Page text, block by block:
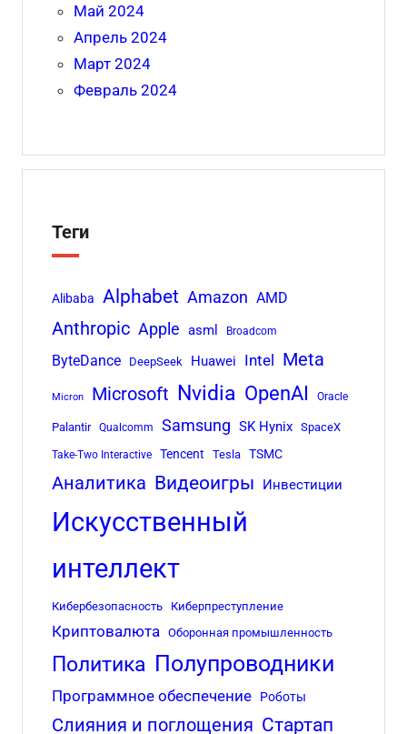
Май 2024
Апрель 2024
Март 2024
Февраль 2024
Теги
Alibaba Alphabet Amazon AMD
Anthropic Apple asml Broadcom
ByteDance DeepSeek Huawei Intel Meta
Micron Microsoft Nvidia OpenAI Oracle
Palantir Qualcomm Samsung SK Hynix SpaceX
Take-Two Interactive Tencent Tesla TSMC
Аналитика Видеоигры Инвестиции
Искусственный
интеллект
Кибербезопасность Киберпреступление
Криптовалюта Оборонная промышленность
Политика Полупроводники
Программное обеспечение Роботы
Слияния и поглощения Стартап